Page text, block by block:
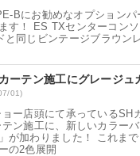
Bにお勧めなオプション
す！ ES TXセンターコン
と同じビンテージブラウン
カーテン施工にグレージュ
01)
ー店頭にて承っているSH
ン施工に、新しいカラー
が加わりました！ これま
の2色展開